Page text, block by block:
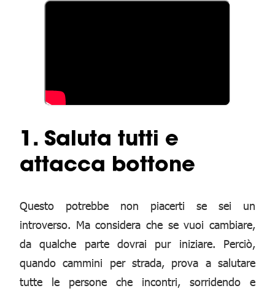
1. Saluta tutti e
attacca bottone
Questo potrebbe non piacerti se sei un
introverso. Ma considera che se vuoi cambiare,
da qualche parte dovrai pur iniziare. Perciò,
quando cammini per strada, prova a salutare
tutte le persone che incontri, sorridendo e